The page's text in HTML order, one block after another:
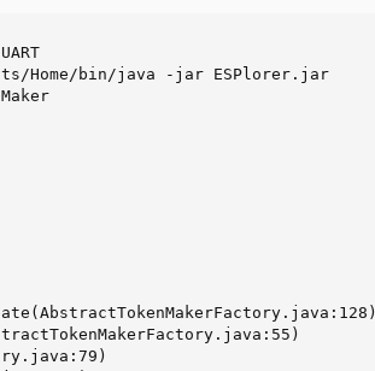
Home/bin/java -jar ESPlorer.jar